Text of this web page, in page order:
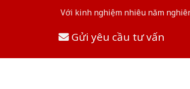
Với kinh nghiệm nhiêu năm
Gửi yêu cầu tư vấn